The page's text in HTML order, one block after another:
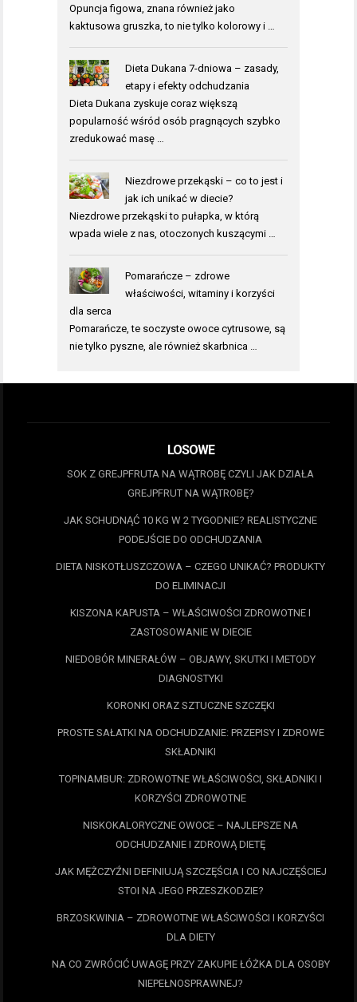
Opuncja figowa, znana również jako
kaktusowa gruszka, to nie tylko kolorowy i …
Dieta Dukana 7-dniowa – zasady,
etapy i efekty odchudzania
Dieta Dukana zyskuje coraz większą
popularność wśród osób pragnących szybko
zredukować masę …
Niezdrowe przekąski – co to jest i
jak ich unikać w diecie?
Niezdrowe przekąski to pułapka, w którą
wpada wiele z nas, otoczonych kuszącymi …
Pomarańcze – zdrowe
właściwości, witaminy i korzyści
dla serca
Pomarańcze, te soczyste owoce cytrusowe, są
nie tylko pyszne, ale również skarbnica …
LOSOWE
SOK Z GREJPFRUTA NA WĄTROBĘ CZYLI JAK DZIAŁA
GREJPFRUT NA WĄTROBĘ?
JAK SCHUDNĄĆ 10 KG W 2 TYGODNIE? REALISTYCZNE
PODEJŚCIE DO ODCHUDZANIA
DIETA NISKOTŁUSZCZOWA – CZEGO UNIKAĆ? PRODUKTY
DO ELIMINACJI
KISZONA KAPUSTA – WŁAŚCIWOŚCI ZDROWOTNE I
ZASTOSOWANIE W DIECIE
NIEDOBÓR MINERAŁÓW – OBJAWY, SKUTKI I METODY
DIAGNOSTYKI
KORONKI ORAZ SZTUCZNE SZCZĘKI
PROSTE SAŁATKI NA ODCHUDZANIE: PRZEPISY I ZDROWE
SKŁADNIKI
TOPINAMBUR: ZDROWOTNE WŁAŚCIWOŚCI, SKŁADNIKI I
KORZYŚCI ZDROWOTNE
NISKOKALORYCZNE OWOCE – NAJLEPSZE NA
ODCHUDZANIE I ZDROWĄ DIETĘ
JAK MĘŻCZYŹNI DEFINIUJĄ SZCZĘŚCIA I CO NAJCZĘŚCIEJ
STOI NA JEGO PRZESZKODZIE?
BRZOSKWINIA – ZDROWOTNE WŁAŚCIWOŚCI I KORZYŚCI
DLA DIETY
NA CO ZWRÓCIĆ UWAGĘ PRZY ZAKUPIE ŁÓŻKA DLA OSOBY
NIEPEŁNOSPRAWNEJ?